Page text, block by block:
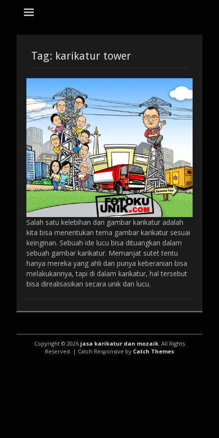
Tag: karikatur tower
Salah satu kelebihan dari gambar karikatur adalah
kita bisa menentukan tema gambar karikatur sesuai
keinginan. Sebuah ide lucu bisa dituangkan dalam
sebuah gambar karikatur. Memanjat sutet tentu
hanya mereka yang ahli dan punya keberanian bisa
melakukannya, tapi di dalam karikatur, hal tersebut
bisa direalisasikan secara unik dan lucu.
Copyright © 2026 jasa karikatur dan mozaik . All Rights
Reserved. | Catch Responsive by Catch Themes